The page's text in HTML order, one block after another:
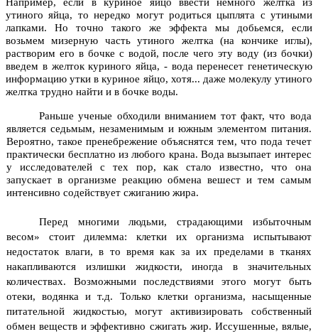
утиного яйца, то нередко могут родиться цыплята с утиными
лапками. Но точно такого же эффекта мы добьемся, если
возьмем мизерную часть утиного желтка (на кончике иглы),
растворим его в бочке с водой, после чего эту воду (из бочки)
введем в желток куриного яйца, - вода перенесет генетическую
информацию утки в куриное яйцо, хотя... даже молекулу утиного
желтка трудно найти и в бочке воды.
Раньше ученые обходили вниманием тот факт, что вода
является седьмым, незаменимым и южным элементом питания.
Вероятно, такое пренебрежение объяснятся тем, что пода те­чет
практически бесплатно из любого крана. Водавызыпает интерес
у исследователей с тех пор, как стало известно, что она
запускает в организме реакцию обмена вешест и тем са­мым
интенсивно содействует сжиганию жира.
Перед многими людьми, страдающими избыточным
весом» стоит дилемма: клетки их организма испытывают
недостаток влаги, в то время как за их пределами в тканях
накапливают­ся излишки жидкости, иногда в значительных
количествах. Возможными последствиями этого могут быть
отеки, водян­ка и т.д.
Только клетки организма, насыщенные
питательной жид­костью, могут активизировать собственный
обмен веществ и эффективно сжигать жир. Иссушенные, вялые,